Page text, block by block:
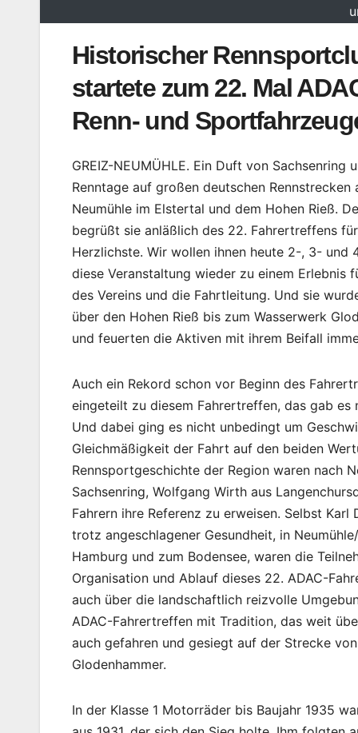
Historischer
startete zum 22. Mal
Renn- und
GREIZ-NEUMÜHLE. Ein Duft von
Renntage auf großen deutschen
Neumühle im Elstertal und dem Hohen Rieß.
begrüßt sie anläßlich des 22. Fahrertreffens
Herzlichste. Wir wollen ihnen heute 2-, 3-
diese Veranstaltung wieder zu einem Erlebnis
des Vereins und die Fahrtleitung. Und sie
über den Hohen Rieß bis zum Wasserwerk
und feuerten die Aktiven mit ihrem Beifall
Auch ein Rekord schon vor Beginn des
eingeteilt zu diesem Fahrertreffen, das gab
Und dabei ging es nicht unbedingt um
Gleichmäßigkeit der Fahrt auf den beiden
Rennsportgeschichte der Region waren nach
Sachsenring, Wolfgang Wirth aus
Fahrern ihre Referenz zu erweisen. Selbst
trotz angeschlagener Gesundheit, in
Hamburg und zum Bodensee, waren die
Organisation und Ablauf dieses 22. ADAC-
auch über die landschaftlich reizvolle
ADAC-Fahrertreffen mit Tradition, das weit
auch gefahren und gesiegt auf der Strecke
Glodenhammer.
In der Klasse 1 Motorräder bis Baujahr 1935